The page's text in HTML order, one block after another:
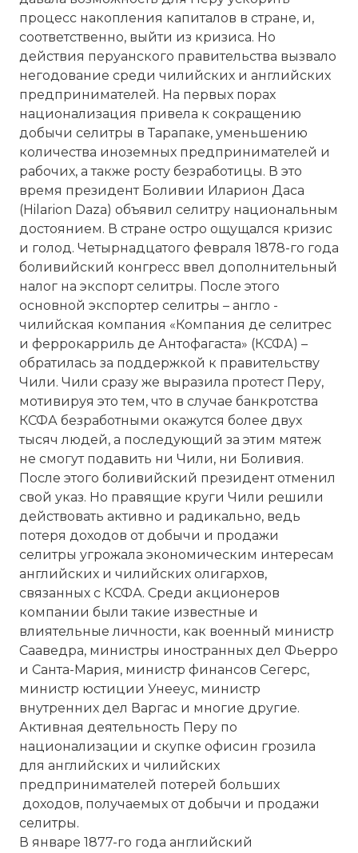
процесс накопления капиталов в стране, и,
соответственно, выйти из кризиса. Но
действия перуанского правительства вызвало
негодование среди чилийских и английских
предпринимателей. На первых порах
национализация привела к сокращению
добычи селитры в Тарапаке, уменьшению
количества иноземных предпринимателей и
рабочих, а также росту безработицы. В это
время президент Боливии Иларион Даса
(Hilarion Daza) объявил селитру национальным
достоянием. В стране остро ощущался кризис
и голод. Четырнадцатого февраля 1878-го года
боливийский конгресс ввел дополнительный
налог на экспорт селитры. После этого
основной экспортер селитры – англо -
чилийская компания «Компания де селитрес
и феррокарриль де Антофагаста» (КСФА) –
обратилась за поддержкой к правительству
Чили. Чили сразу же выразила протест Перу,
мотивируя это тем, что в случае банкротства
КСФА безработными окажутся более двух
тысяч людей, а последующий за этим мятеж
не смогут подавить ни Чили, ни Боливия.
После этого боливийский президент отменил
свой указ. Но правящие круги Чили решили
действовать активно и радикально, ведь
потеря доходов от добычи и продажи
селитры угрожала экономическим интересам
английских и чилийских олигархов,
связанных с КСФА. Среди акционеров
компании были такие известные и
влиятельные личности, как военный министр
Сааведра, министры иностранных дел Фьерро
и Санта-Мария, министр финансов Сегерс,
министр юстиции Унееус, министр
внутренних дел Варгас и многие другие.
Активная деятельность Перу по
национализации и скупке офисин грозила
для английских и чилийских
предпринимателей потерей больших
доходов, получаемых от добычи и продажи
селитры.
В январе 1877-го года английский